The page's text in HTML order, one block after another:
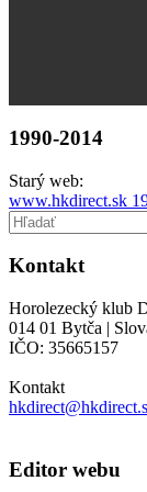
1990-2014
Starý web:
www.hkdirect.sk
Kontakt
Horolezecký klub
014 01 Bytča |
IČO: 35665157
Kontakt
Editor webu